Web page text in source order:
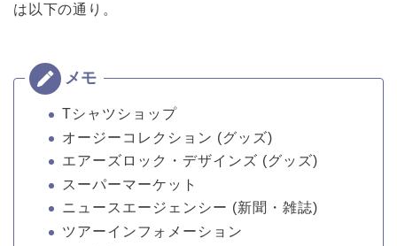
は以下の通り。
Tシャツショップ
オージーコレクション (グッズ)
エアーズロック・デザインズ (グッズ)
スーパーマーケット
ニュースエージェンシー (新聞・雑誌)
ツアーインフォメーション